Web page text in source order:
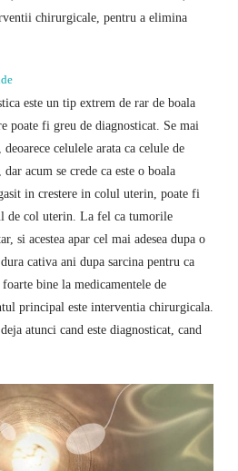
chirurgicale, pentru a elimina
este un tip extrem de rar de boala
poate fi greu de diagnosticat. Se mai
celulele arata ca celule de
acum se crede ca este o boala
in crestere in colul uterin, poate fi
de col uterin. La fel ca tumorile
si acestea apar cel mai adesea dupa o
cativa ani dupa sarcina pentru ca
bine la medicamentele de
principal este interventia chirurgicala.
atunci cand este diagnosticat, cand